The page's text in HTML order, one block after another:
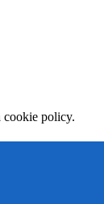
cookie policy.